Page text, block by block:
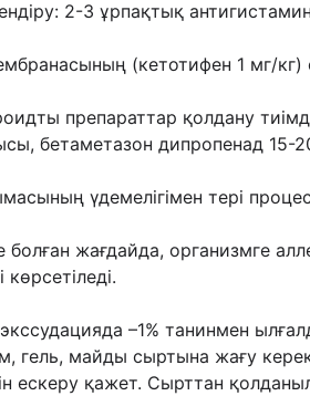
2-3 ұрпақтық
(кетотифен 1 мг/кг)
препараттар қолдану
бетаметазон дипропенад 15-
үдемелігімен тері
жағдайда, организмге
экссудацияда –1% танинмен
гель, майды сыртына жағу
ескеру қажет. Сырттан